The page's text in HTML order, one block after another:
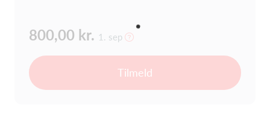
800,00 kr. 1. sep
Tilmeld